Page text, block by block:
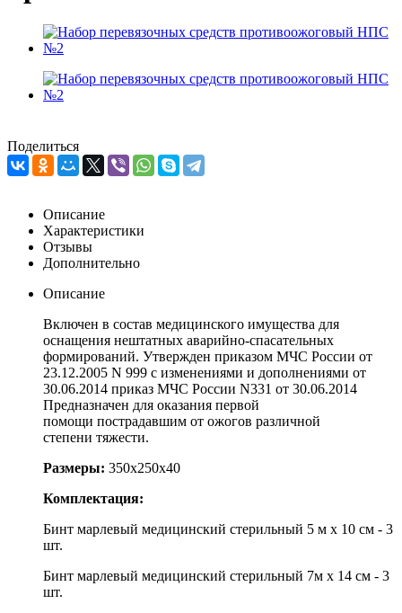
Поделиться
Описание
Характеристики
Отзывы
Дополнительно
Описание
Включен в состав медицинского имущества для
оснащения нештатных аварийно-спасательных
формирований. Утвержден приказом МЧС России от
23.12.2005 N 999 с изменениями и дополнениями от
30.06.2014 приказ МЧС России N331 от 30.06.2014
Предназначен для оказания первой
помощи пострадавшим от ожогов различной
степени тяжести.
Размеры: 350х250х40
Комплектация:
Бинт марлевый медицинский стерильный 5 м х 10 см - 3
шт.
Бинт марлевый медицинский стерильный 7м х 14 см - 3
шт.